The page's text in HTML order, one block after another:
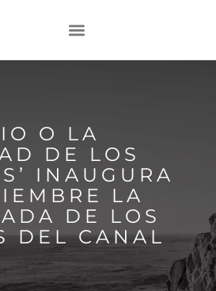
O LA
DE LOS
INAUGURA
LA
DE LOS
DEL CANAL